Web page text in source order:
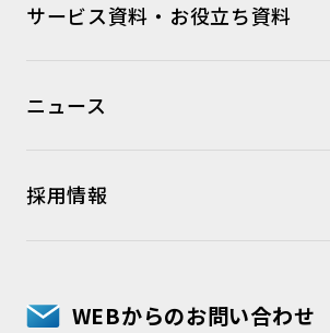
サービス資料・お役立ち資料
ニュース
採用情報
WEBからのお問い合わせ